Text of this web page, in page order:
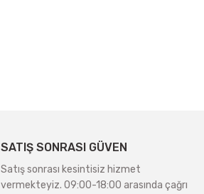
SATIŞ SONRASI GÜVEN
Satış sonrası kesintisiz hizmet
vermekteyiz. 09:00-18:00 arasında çağrı